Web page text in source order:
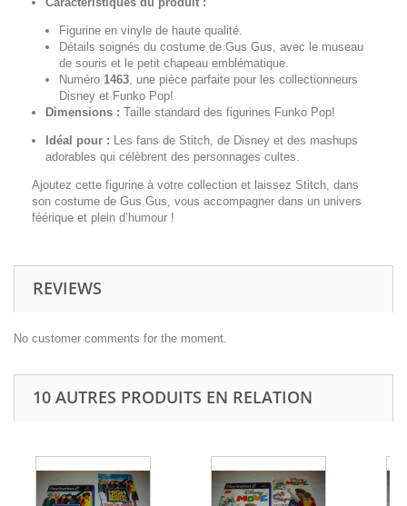
Figurine en vinyle de haute qualité.
Détails soignés du costume de Gus Gus, avec le museau
de souris et le petit chapeau emblématique.
Numéro 1463, une pièce parfaite pour les collectionneurs
Disney et Funko Pop!
Dimensions : Taille standard des figurines Funko Pop!
Idéal pour : Les fans de Stitch, de Disney et des mashups
adorables qui célèbrent des personnages cultes.
Ajoutez cette figurine à votre collection et laissez Stitch, dans
son costume de Gus Gus, vous accompagner dans un univers
féérique et plein d’humour !
REVIEWS
No customer comments for the moment.
10 AUTRES PRODUITS EN RELATION